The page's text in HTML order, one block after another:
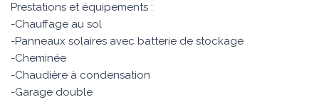
Prestations et équipements :
-Chauffage au sol
-Panneaux solaires avec batterie de stockage
-Cheminée
-Chaudière à condensation
-Garage double